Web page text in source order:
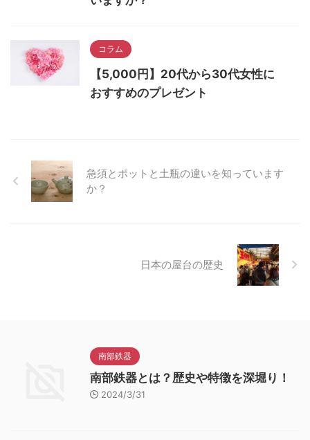
コラム
【5,000円】20代から30代女性に
おすすめのプレゼント
急須とポットと土瓶の違いを知っています
か？
日本の屋台の歴史
南部鉄器
南部鉄器とは？歴史や特徴を深堀り！
2024/3/31